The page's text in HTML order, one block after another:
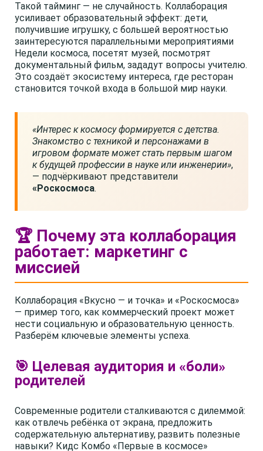
Такой тайминг — не случайность. Коллаборация
усиливает образовательный эффект: дети,
получившие игрушку, с большей вероятностью
заинтересуются параллельными мероприятиями
Недели космоса, посетят музей, посмотрят
документальный фильм, зададут вопросы учителю.
Это создаёт экосистему интереса, где ресторан
становится точкой входа в большой мир науки.
«Интерес к космосу формируется с детства.
Знакомство с техникой и персонажами в
игровом формате может стать первым шагом
к будущей профессии в науке или инженерии»,
— подчёркивают представители
«Роскосмоса.
🏆 Почему эта коллаборация
работает: маркетинг с
миссией
Коллаборация «Вкусно — и точка» и «Роскосмоса»
— пример того, как коммерческий проект может
нести социальную и образовательную ценность.
Разберём ключевые элементы успеха.
🎯 Целевая аудитория и «боли»
родителей
Современные родители сталкиваются с дилеммой:
как отвлечь ребёнка от экрана, предложить
содержательную альтернативу, развить полезные
навыки? Кидс Комбо «Первые в космосе»